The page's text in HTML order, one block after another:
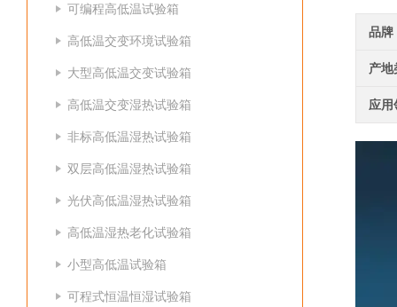
可编程高低温试验箱
高低温交变环境试验箱
大型高低温交变试验箱
高低温交变湿热试验箱
非标高低温湿热试验箱
双层高低温湿热试验箱
光伏高低温湿热试验箱
高低温湿热老化试验箱
小型高低温试验箱
可程式恒温恒湿试验箱
品牌
产地
应用